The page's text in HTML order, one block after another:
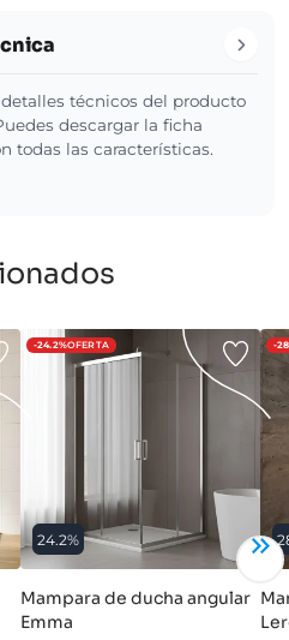
técnicos del producto
descargar la ficha
todas las características.
-24.2%OFERTA
24.2%
Mampara de ducha angular
Emma
-